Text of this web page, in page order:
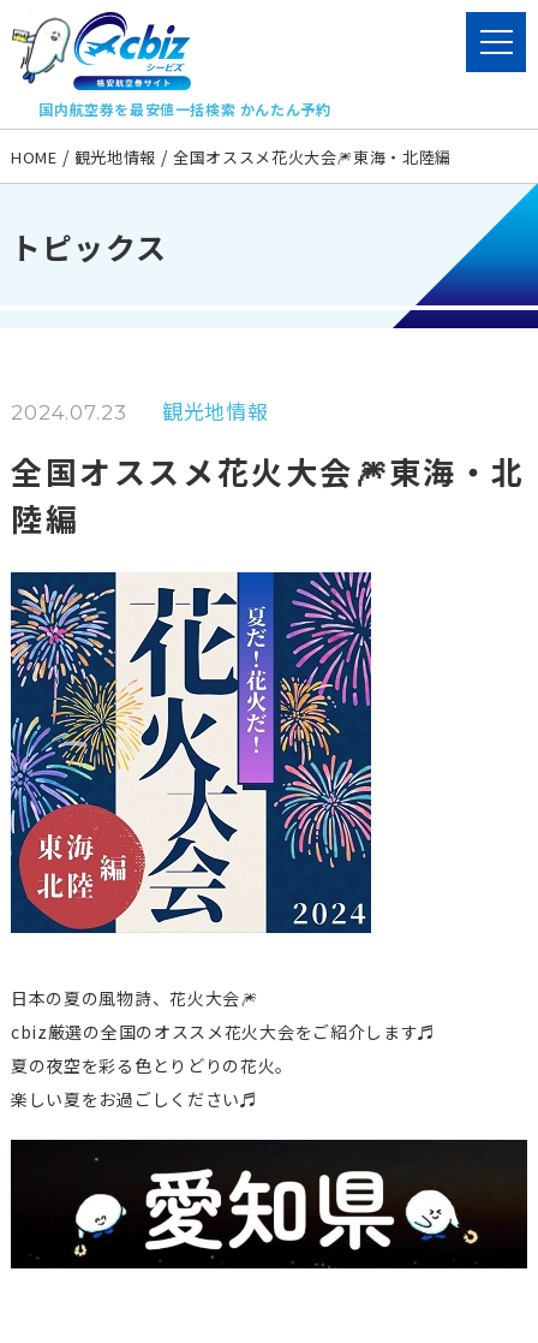
国内航空券を最安値一括検索 かんたん予約
HOME 観光地情報 全国オススメ花火大会🎆東海・北陸編
トピックス
2024.07.23 観光地情報
全国オススメ花火大会🎆東海・北
陸編
日本の夏の風物詩、花火大会🎆
cbiz厳選の全国のオススメ花火大会をご紹介します♬
夏の夜空を彩る色とりどりの花火。
楽しい夏をお過ごしください♬